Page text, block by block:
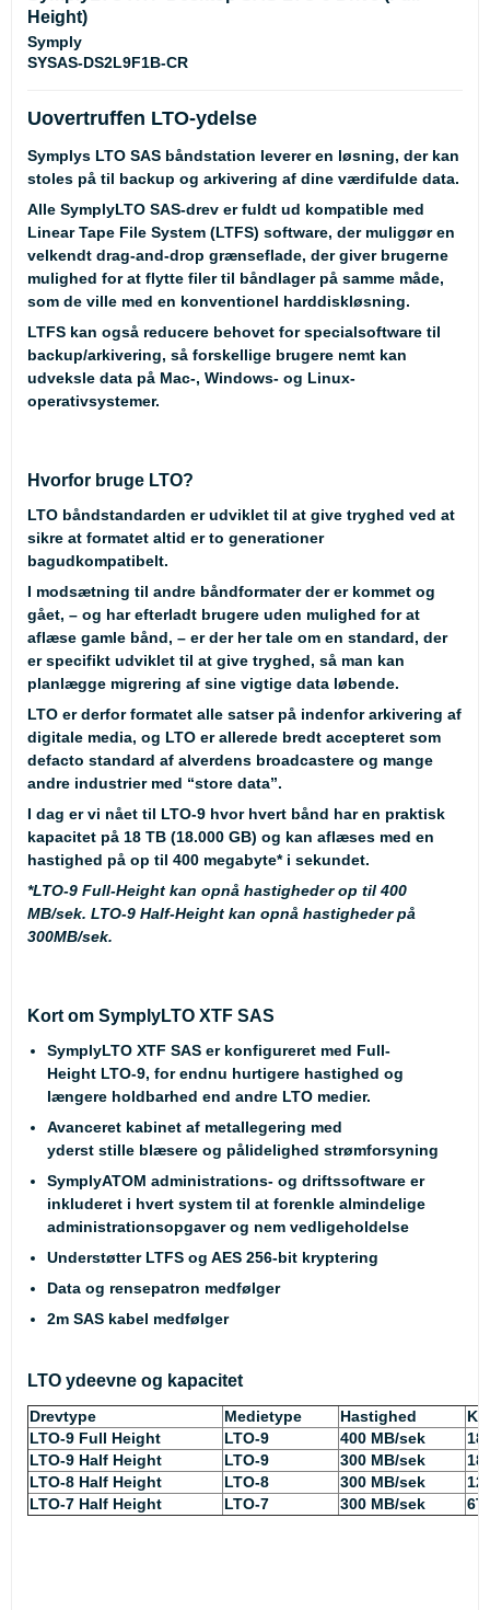
Height)
Symply
SYSAS-DS2L9F1B-CR
Uovertruffen LTO-ydelse
Symplys LTO SAS båndstation leverer en løsning, der kan
stoles på til backup og arkivering af dine værdifulde data.
Alle SymplyLTO SAS-drev er fuldt ud kompatible med
Linear Tape File System (LTFS) software, der muliggør en
velkendt drag-and-drop grænseflade, der giver brugerne
mulighed for at flytte filer til båndlager på samme måde,
som de ville med en konventionel harddiskløsning.
LTFS kan også reducere behovet for specialsoftware til
backup/arkivering, så forskellige brugere nemt kan
udveksle data på Mac-, Windows- og Linux-
operativsystemer.
Hvorfor bruge LTO?
LTO båndstandarden er udviklet til at give tryghed ved at
sikre at formatet altid er to generationer
bagudkompatibelt.
I modsætning til andre båndformater der er kommet og
gået, – og har efterladt brugere uden mulighed for at
aflæse gamle bånd, – er der her tale om en standard, der
er specifikt udviklet til at give tryghed, så man kan
planlægge migrering af sine vigtige data løbende.
LTO er derfor formatet alle satser på indenfor arkivering af
digitale media, og LTO er allerede bredt accepteret som
defacto standard af alverdens broadcastere og mange
andre industrier med “store data”.
I dag er vi nået til LTO-9 hvor hvert bånd har en praktisk
kapacitet på 18 TB (18.000 GB) og kan aflæses med en
hastighed på op til 400 megabyte* i sekundet.
*LTO-9 Full-Height kan opnå hastigheder op til 400
MB/sek. LTO-9 Half-Height kan opnå hastigheder på
300MB/sek.
Kort om SymplyLTO XTF SAS
SymplyLTO XTF SAS er konfigureret med Full-
Height LTO-9, for endnu hurtigere hastighed og
længere holdbarhed end andre LTO medier.
Avanceret kabinet af metallegering med
yderst stille blæsere og pålidelighed strømforsyning
SymplyATOM administrations- og driftssoftware er
inkluderet i hvert system til at forenkle almindelige
administrationsopgaver og nem vedligeholdelse
Understøtter LTFS og AES 256-bit kryptering
Data og rensepatron medfølger
2m SAS kabel medfølger
LTO ydeevne og kapacitet
Drevtype Medietype Hastighed
LTO-9 Full Height
LTO-9 400 MB/sek
LTO-9 Half Height
LTO-9 300 MB/sek
LTO-8 Half Height
LTO-8 300 MB/sek
LTO-7 Half Height
LTO-7 300 MB/sek